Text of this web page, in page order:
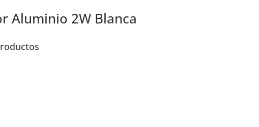
Aluminio 2W Blanca